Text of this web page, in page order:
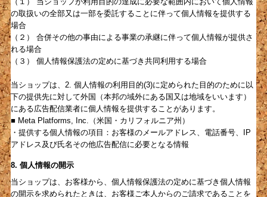
の取扱いの全部又は一部を委託することに伴って個人情報を提供する
場合
（２） 合併その他の事由による事業の承継に伴って個人情報が提供さ
れる場合
（３） 個人情報保護法の定めに基づき共同利用する場合
当ショップは、2. 個人情報の利用目的(3)に定められた目的のために以
下の提供先に対して外国（本邦の域外にある国又は地域をいいます）
にある広告配信業者に個人情報を提供することがあります。
■ Meta Platforms, Inc.（米国・カリフォルニア州）
・提供する個人情報の項目：お客様のメールアドレス、電話番号、IP
アドレス及び氏名その他広告配信に必要となる情報
8. 個人情報の開示
当ショップは、お客様から、個人情報保護法の定めに基づき個人情報
の開示を求められたときは、お客様ご本人からのご請求であることを